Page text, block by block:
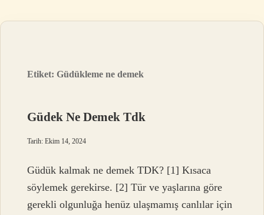
Etiket:Güdükleme ne demek
Güdek Ne Demek Tdk
Tarih: Ekim 14, 2024
Güdük kalmak ne demek TDK? [1] Kısaca
söylemek gerekirse. [2] Tür ve yaşlarına göre
gerekli olgunluğa henüz ulaşmamış canlılar için